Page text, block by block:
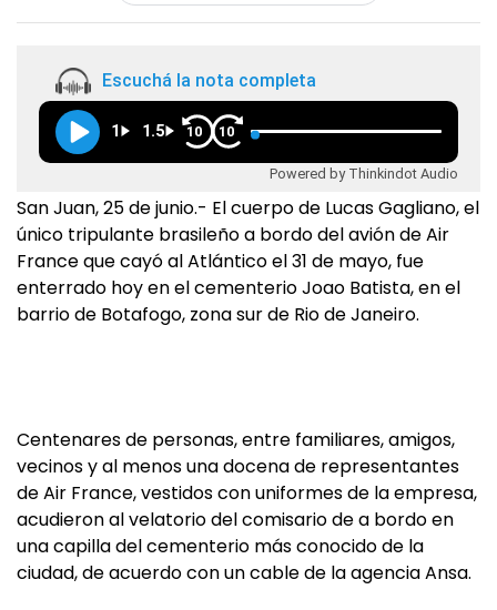
Escuchá la nota completa
1 1.5 10 10
Powered by Thinkindot Audio
San Juan, 25 de junio.- El cuerpo de Lucas Gagliano, el
único tripulante brasileño a bordo del avión de Air
France que cayó al Atlántico el 31 de mayo, fue
enterrado hoy en el cementerio Joao Batista, en el
barrio de Botafogo, zona sur de Rio de Janeiro.
Centenares de personas, entre familiares, amigos,
vecinos y al menos una docena de representantes
de Air France, vestidos con uniformes de la empresa,
acudieron al velatorio del comisario de a bordo en
una capilla del cementerio más conocido de la
ciudad, de acuerdo con un cable de la agencia Ansa.